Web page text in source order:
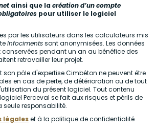
ainsi que la création d’un compte
pour utiliser le logiciel
par les utilisateurs dans les calculateurs mis
Infocimentssont anonymisées. Les données
pendant un an au bénéfice des
retravailler leur projet.
son pôle d'expertise Cimbéton ne peuvent être
en cas de perte, de détérioration ou de tout
du présent logiciel. Tout contenu
Perceval se fait aux risques et périls de
seule responsabilité.
légaleset à la politique de confidentialité